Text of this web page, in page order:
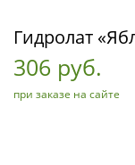
Гидролат
306 руб.
при заказе на сайте